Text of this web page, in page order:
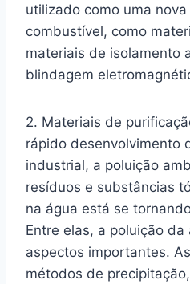
utilizado como uma
combustível, como
materiais de isolamento
blindagem
2. Materiais de
rápido desenvolvimento
industrial, a poluição
resíduos e substâncias
na água está se
Entre elas, a poluição da
aspectos importantes.
métodos de